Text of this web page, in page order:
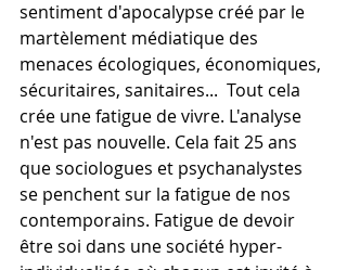
sentiment d'apocalypse créé par le
martèlement médiatique des
menaces écologiques, économiques,
sécuritaires, sanitaires...  Tout cela
crée une fatigue de vivre. L'analyse
n'est pas nouvelle. Cela fait 25 ans
que sociologues et psychanalystes
se penchent sur la fatigue de nos
contemporains. Fatigue de devoir
être soi dans une société hyper-